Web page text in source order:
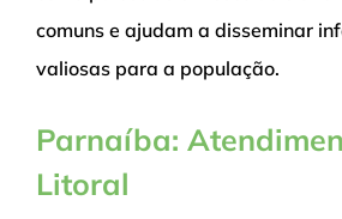
comuns e ajudam a disseminar
valiosas para a população.
Parnaíba:
Litoral